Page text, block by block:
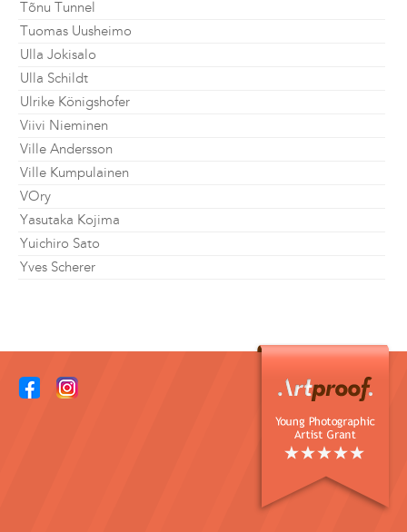
Tõnu Tunnel
Tuomas Uusheimo
Ulla Jokisalo
Ulla Schildt
Ulrike Königshofer
Viivi Nieminen
Ville Andersson
Ville Kumpulainen
VOry
Yasutaka Kojima
Yuichiro Sato
Yves Scherer